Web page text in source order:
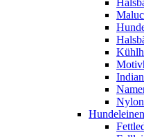
Hundeleinen